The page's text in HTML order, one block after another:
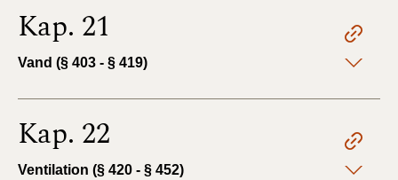
Kap. 21
Vand (§ 403 - § 419)
Kap. 22
Ventilation (§ 420 - § 452)